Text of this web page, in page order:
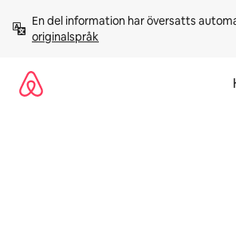
innehåll
En del information har översatts
originalspråk